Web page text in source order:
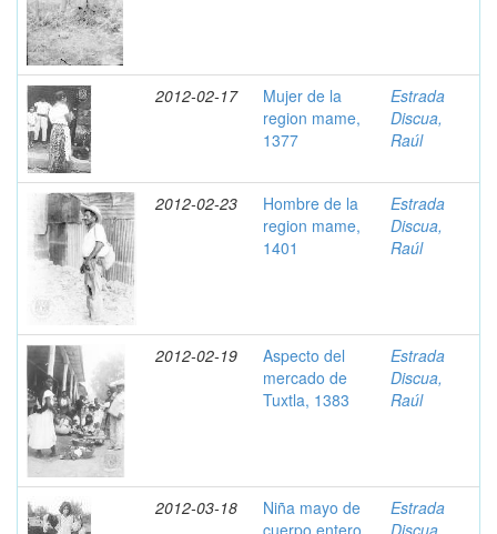
2012-02-17
Mujer de la
region mame,
1377
Estrada
Discua,
Raúl
2012-02-23
Hombre de la
region mame,
1401
Estrada
Discua,
Raúl
2012-02-19
Aspecto del
mercado de
Tuxtla, 1383
Estrada
Discua,
Raúl
2012-03-18
Niña mayo de
cuerpo entero,
Estrada
Discua,